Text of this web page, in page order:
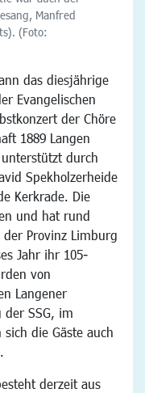
Manfred
(Foto:
das diesjährige
Evangelischen
der Chöre
1889 Langen
durch
Spekholzerheide
Kerkrade. Die
und hat rund
der Provinz Limburg
Jahr ihr 105-
von
Langener
der SSG, im
die Gäste auch
derzeit aus